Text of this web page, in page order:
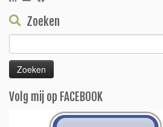
Zoeken
Zoeken
naar:
Volg mij op FACEBOOK